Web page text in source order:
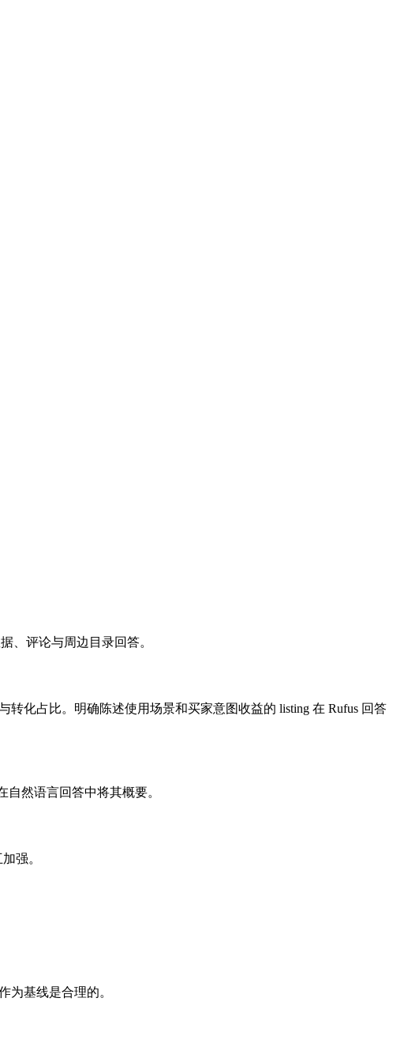
、评论与周边目录回答。
化占比。明确陈述使用场景和买家意图收益的 listing 在 Rufus 回答
自然语言回答中将其概要。
强。
为基线是合理的。